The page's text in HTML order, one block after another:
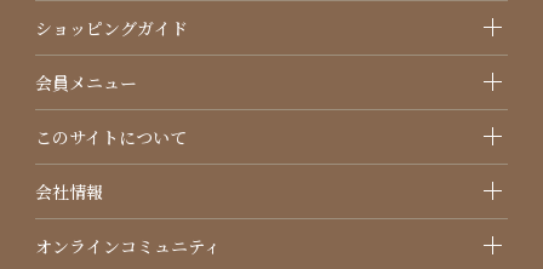
ショッピングガイド
会員メニュー
このサイトについて
会社情報
オンラインコミュニティ